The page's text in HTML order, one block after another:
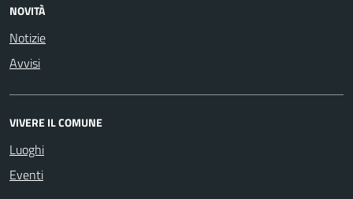
NOVITÀ
Notizie
Avvisi
VIVERE IL COMUNE
Luoghi
Eventi